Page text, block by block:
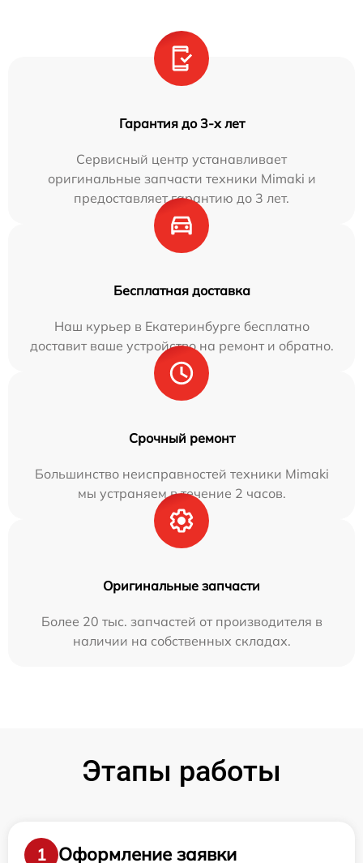
Гарантия до 3-х лет
Сервисный центр устанавливает
оригинальные запчасти техники Mimaki и
предоставляет гарантию до 3 лет.
Бесплатная доставка
Наш курьер в Екатеринбурге бесплатно
доставит ваше устройство на ремонт и обратно.
Срочный ремонт
Большинство неисправностей техники Mimaki
мы устраняем в течение 2 часов.
Оригинальные запчасти
Более 20 тыс. запчастей от производителя в
наличии на собственных складах.
Этапы работы
1
Оформление заявки